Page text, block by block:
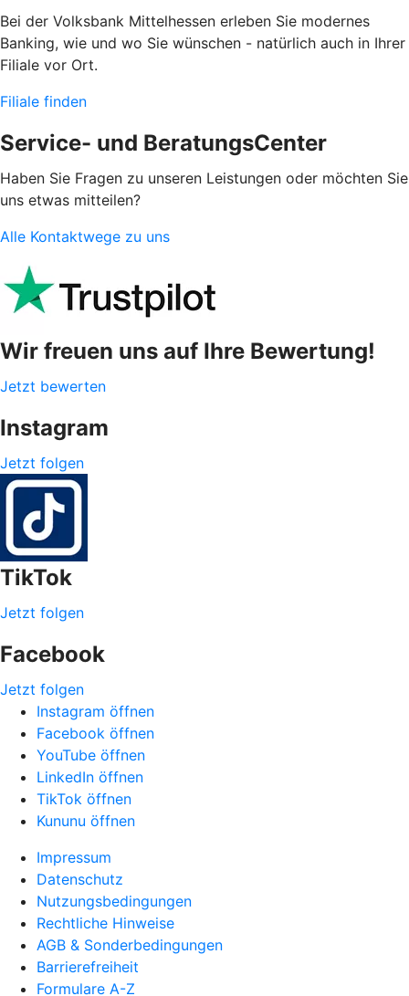
Bei der Volksbank Mittelhessen erleben Sie modernes
Banking, wie und wo Sie wünschen - natürlich auch in Ihrer
Filiale vor Ort.
Filiale finden
Service- und BeratungsCenter
Haben Sie Fragen zu unseren Leistungen oder möchten Sie
uns etwas mitteilen?
Alle Kontaktwege zu uns
Wir freuen uns auf Ihre Bewertung!
Jetzt bewerten
Instagram
Jetzt folgen
TikTok
Jetzt folgen
Facebook
Jetzt folgen
Instagram öffnen
Facebook öffnen
YouTube öffnen
LinkedIn öffnen
TikTok öffnen
Kununu öffnen
Impressum
Datenschutz
Nutzungsbedingungen
Rechtliche Hinweise
AGB & Sonderbedingungen
Barrierefreiheit
Formulare A-Z